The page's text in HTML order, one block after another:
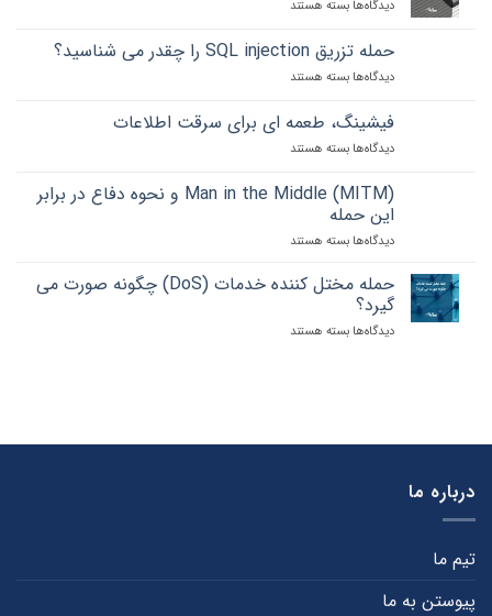
دیدگاه‌ها برای
رمز
عبور
و
که
رعایت
بسته هستند
حمله تزریق SQL injection را چقدر می شناسید؟
دیدگاه‌ها برای
تزریق
SQL
injection
چقدر
می
شناسید؟
بسته هستند
فیشینگ، طعمه ای برای سرقت اطلاعات
دیدگاه‌ها برای
طعمه
ای
برای
سرقت
بسته هستند
Man in the Middle (MITM) و نحوه دفاع در برابر
این حمله
دیدگاه‌ها برای
in
(MITM)
این
بسته هستند
حمله مختل کننده خدمات (DoS) چگونه صورت می
گیرد؟
دیدگاه‌ها برای
چگونه
بسته هستند
درباره ما
تیم ما
پیوستن به ما